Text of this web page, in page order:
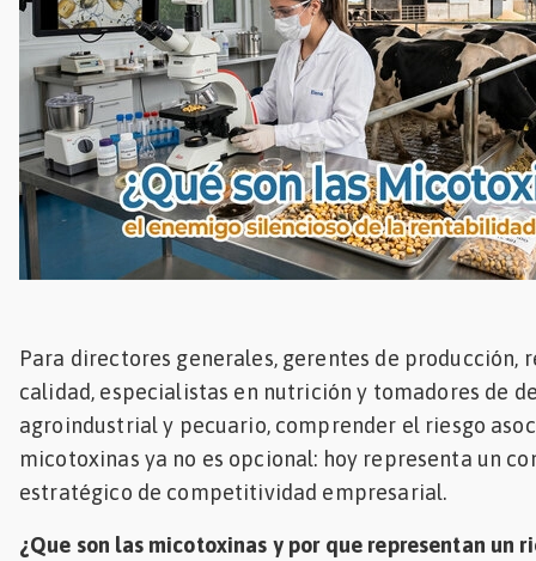
Para directores generales, gerentes de producción,
calidad, especialistas en nutrición y tomadores de
agroindustrial y pecuario, comprender el riesgo
micotoxinas ya no es opcional: hoy representa un
estratégico de competitividad empresarial.
¿Que son las micotoxinas y por que representan un